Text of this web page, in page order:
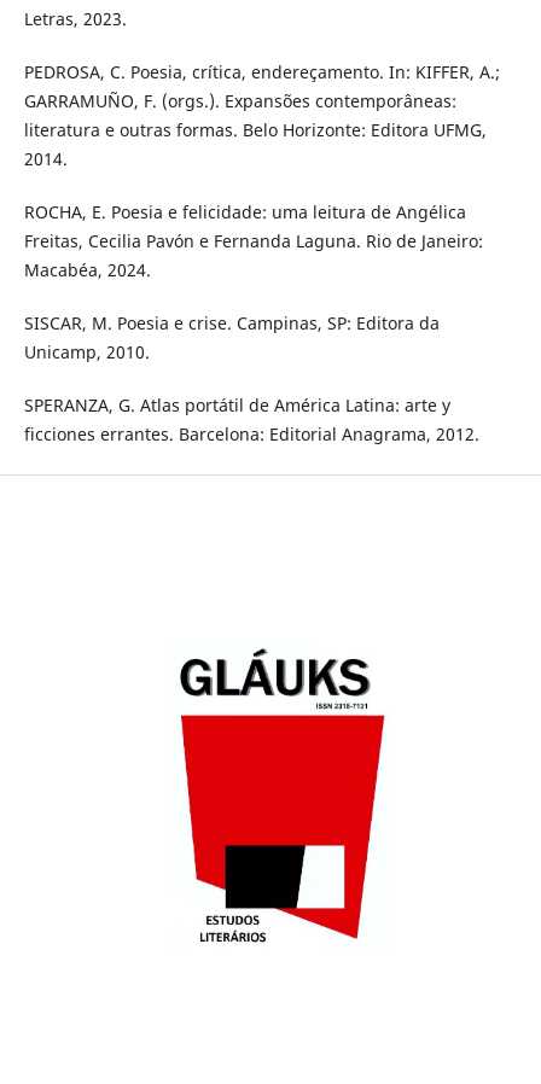
Letras, 2023.
PEDROSA, C. Poesia, crítica, endereçamento. In: KIFFER, A.;
GARRAMUÑO, F. (orgs.). Expansões contemporâneas:
literatura e outras formas. Belo Horizonte: Editora UFMG,
2014.
ROCHA, E. Poesia e felicidade: uma leitura de Angélica
Freitas, Cecilia Pavón e Fernanda Laguna. Rio de Janeiro:
Macabéa, 2024.
SISCAR, M. Poesia e crise. Campinas, SP: Editora da
Unicamp, 2010.
SPERANZA, G. Atlas portátil de América Latina: arte y
ficciones errantes. Barcelona: Editorial Anagrama, 2012.